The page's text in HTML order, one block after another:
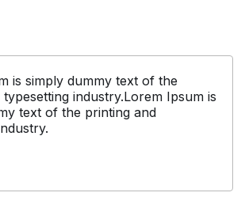
is simply dummy text of the
industry.Lorem Ipsum is
text of the printing and